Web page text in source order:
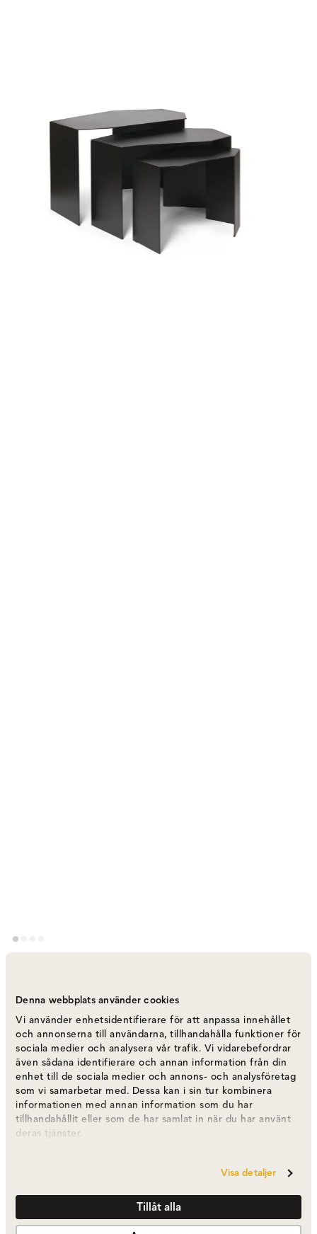
Denna webbplats använder cookies
Vi använder enhetsidentifierare för att anpassa innehållet
och annonserna till användarna, tillhandahålla funktioner för
sociala medier och analysera vår trafik. Vi vidarebefordrar
även sådana identifierare och annan information från din
enhet till de sociala medier och annons- och analysföretag
som vi samarbetar med. Dessa kan i sin tur kombinera
informationen med annan information som du har
tillhandahållit eller som de har samlat in när du har använt
deras tjänster.
Visa detaljer
Tillåt alla
Välj färg
Black 8 589 kr
Cashmere